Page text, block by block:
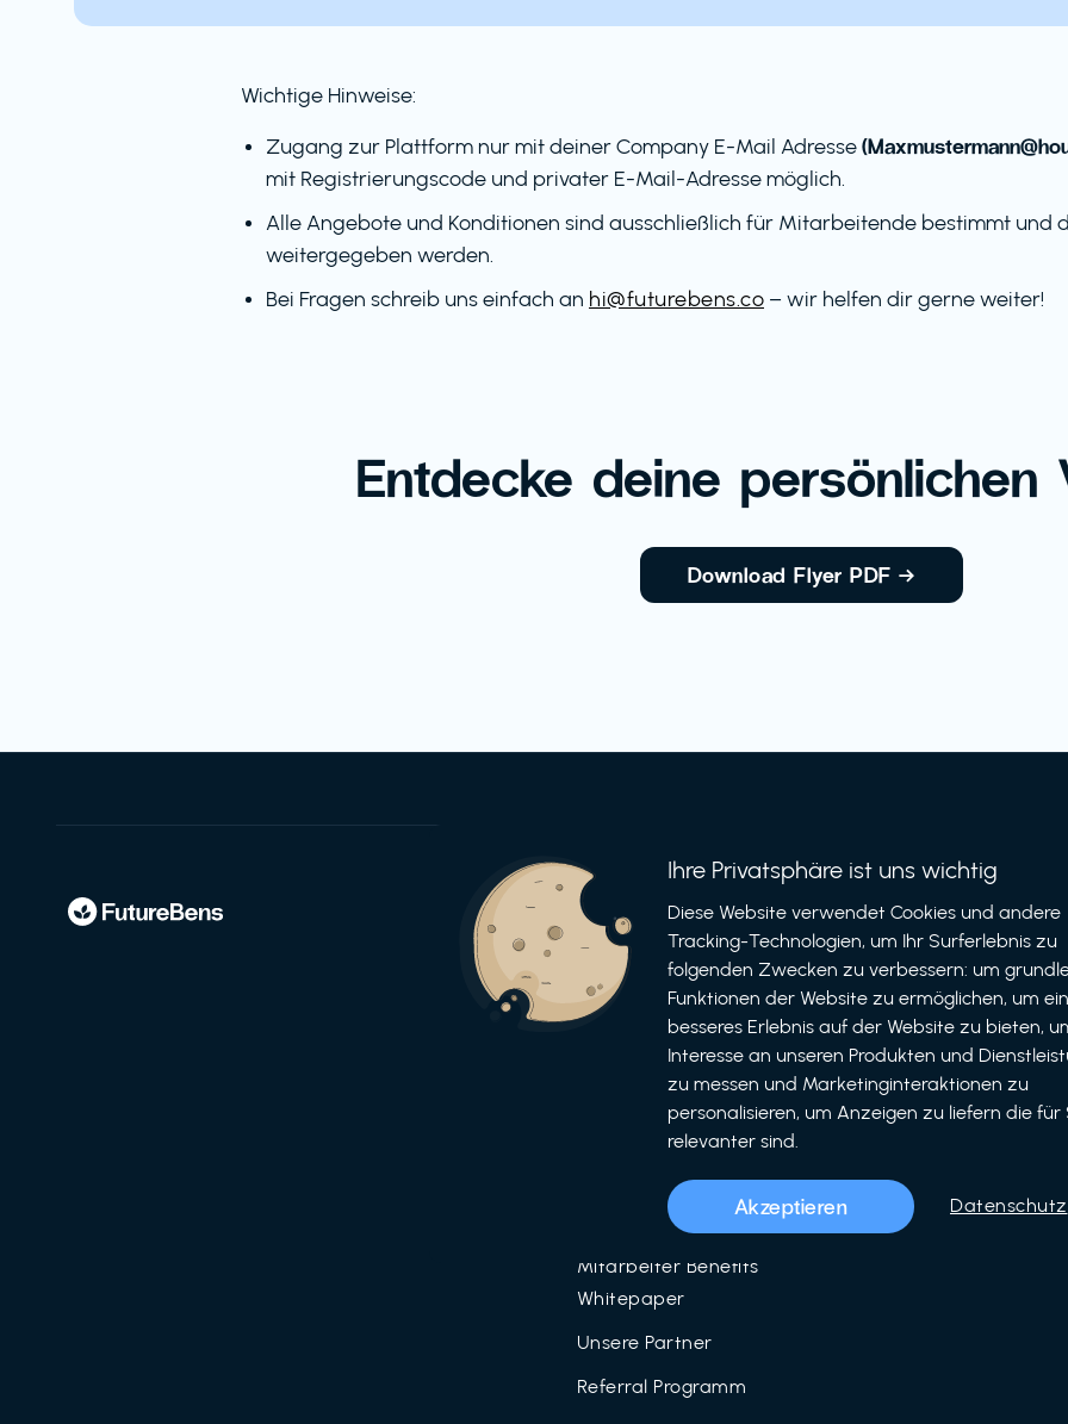
Wichtige Hinweise:
Zugang zur Plattform nur mit deiner Company E-Mail Adresse
mit Registrierungscode und privater E-Mail-Adresse möglich.
Alle Angebote und Konditionen sind ausschließlich für Mitarbeitende bestimmt und
weitergegeben werden.
Bei Fragen schreib uns einfach an hi@futurebens.co – wir helfen dir gerne weiter!
Entdecke deine persönlichen
Download Flyer PDF →
Informationen
Für Unternehmen
Für Partner
Unser Team
Mitarbeiter Benefits
Mitarbeiter Benefits
Whitepaper
Unsere Partner
Referral Programm
Bewerben
als Unternehmen
Ihre Privatsphäre ist uns wichtig
Diese Website verwendet Cookies und andere
Tracking-Technologien, um Ihr Surferlebnis zu
folgenden Zwecken zu verbessern: um
Funktionen der Website zu ermöglichen, um ein
besseres Erlebnis auf der Website zu bieten,
Interesse an unseren Produkten und
zu messen und Marketinginteraktionen zu
personalisieren, um Anzeigen zu liefern die für
relevanter sind.
Akzeptieren Datenschutz